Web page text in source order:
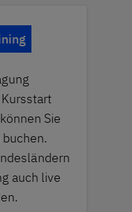
Sie
auch live